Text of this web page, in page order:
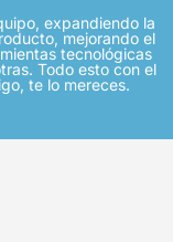
expandiendo la
mejorando el
tecnológicas
Todo esto con el
te lo mereces.